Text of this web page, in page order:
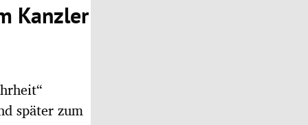
Kanzler
später zum